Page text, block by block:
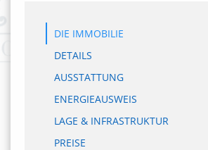
DIE IMMOBILIE
DETAILS
AUSSTATTUNG
ENERGIEAUSWEIS
LAGE & INFRASTRUKTUR
PREISE